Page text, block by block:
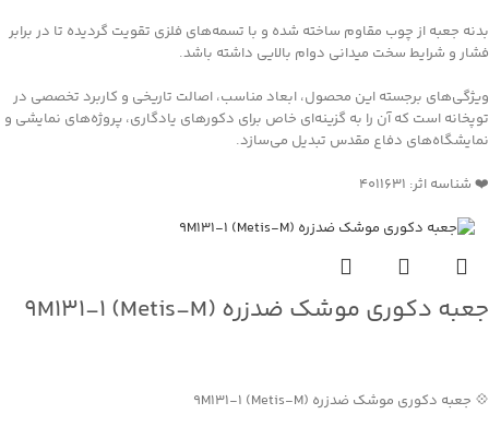
بدنه جعبه از چوب مقاوم ساخته شده و با تسمه‌های فلزی تقویت گردیده تا در برابر
فشار و شرایط سخت میدانی دوام بالایی داشته باشد.
ویژگی‌های برجسته این محصول، ابعاد مناسب، اصالت تاریخی و کاربرد تخصصی در
توپخانه است که آن را به گزینه‌ای خاص برای دکورهای یادگاری، پروژه‌های نمایشی و
نمایشگاه‌های دفاع مقدس تبدیل می‌سازد.
❤️ شناسه اثر: 4011631
جعبه دکوری موشک ضدزره 9M131-1 (Metis-M)
💠 جعبه دکوری موشک ضدزره 9M131-1 (Metis-M)